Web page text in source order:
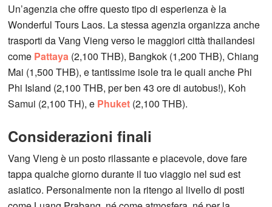
Un’agenzia che offre questo tipo di esperienza è la
Wonderful Tours Laos. La stessa agenzia organizza anche
trasporti da Vang Vieng verso le maggiori città thailandesi
come Pattaya (2,100 THB), Bangkok (1,200 THB), Chiang
Mai (1,500 THB), e tantissime isole tra le quali anche Phi
Phi Island (2,100 THB, per ben 43 ore di autobus!), Koh
Samui (2,100 TH), e Phuket (2,100 THB).
Considerazioni finali
Vang Vieng è un posto rilassante e piacevole, dove fare
tappa qualche giorno durante il tuo viaggio nel sud est
asiatico. Personalmente non la ritengo al livello di posti